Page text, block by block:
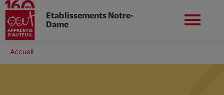
Etablissements Notre-
Dame
Fil
d'Ariane
Accueil